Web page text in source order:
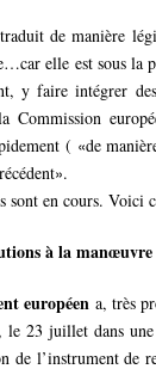
de manière
elle est sous la
y faire intégrer
Commission
( «de
».
sont en cours. Voici
à la manœuvre
européen a, très
23 juillet dans une
de l’instrument de